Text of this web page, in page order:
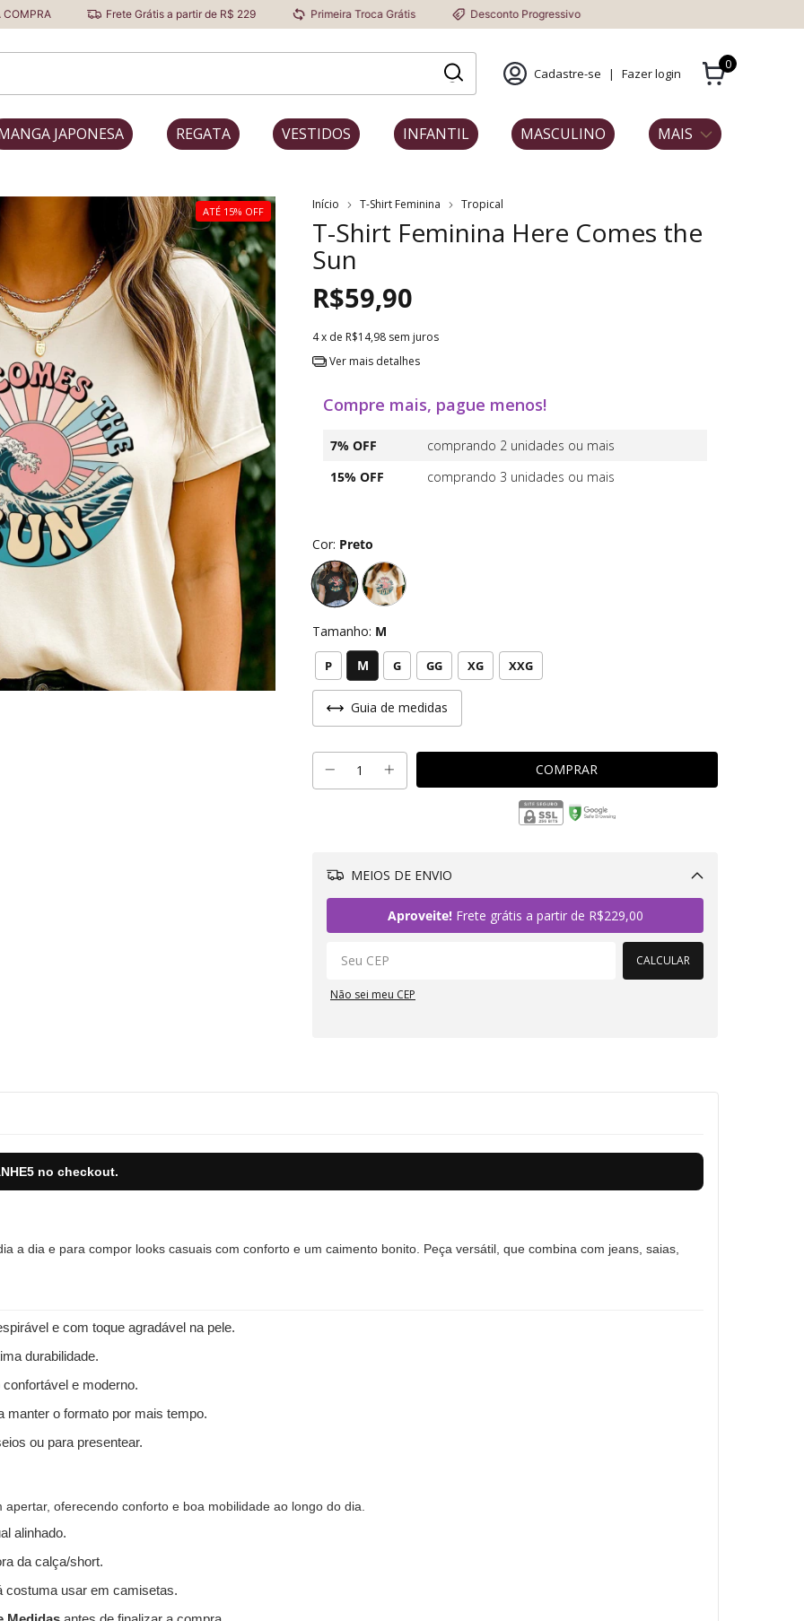
Frete Grátis a partir de R$ 229 Primeira Troca Grátis Desconto Progressivo
Cadastre-se | Fazer login
0
JAPONESA REGATA VESTIDOS INFANTIL MASCULINO MAIS
ATÉ 15% OFF Início T-Shirt Feminina Tropical
T-Shirt Feminina Here Comes the
Sun
R$59,90
4x de R$14,98 sem juros
Ver mais detalhes
Compre mais, pague menos!
7% OFF
comprando 2 unidades ou mais
15% OFF
comprando 3 unidades ou mais
Cor: Preto
Tamanho: M
P M G GG XG XXG
Guia de medidas
MEIOS DE ENVIO
Aproveite!Frete grátis a partir de R$229,00
CALCULAR
Não sei meu CEP
no checkout.
a dia e para compor looks casuais com conforto e um caimento bonito. Peça versátil, que combina com jeans, saias,
e com toque agradável na pele.
durabilidade.
e moderno.
manter o formato por mais tempo.
ou para presentear.
oferecendo conforto e boa mobilidade ao longo do dia.
alinhado.
da calça/short.
costuma usar em camisetas.